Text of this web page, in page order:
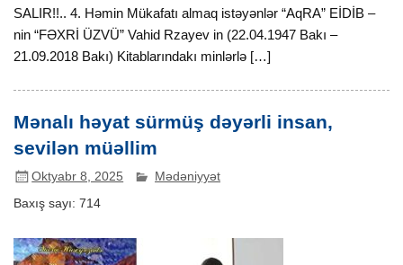
SALIR!!.. 4. Həmin Mükafatı almaq istəyənlər “AqRA” EİDİB –
nin “FƏXRİ ÜZVÜ” Vahid Rzayev in (22.04.1947 Bakı –
21.09.2018 Bakı) Kitablarındakı minlərlə […]
Mənalı həyat sürmüş dəyərli insan,
sevilən müəllim
Oktyabr 8, 2025 Mədəniyyət
Baxış sayı: 714